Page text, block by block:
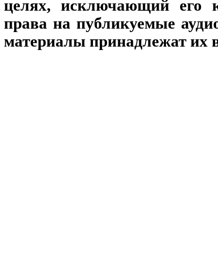
целях, исключающий его
права на публикуемые
материалы принадлежат их